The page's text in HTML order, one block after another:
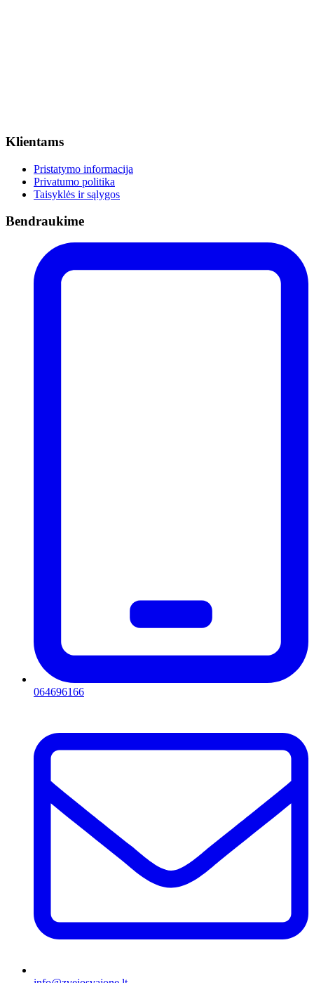
Klientams
Pristatymo informacija
Privatumo politika
Taisyklės ir sąlygos
Bendraukime
064696166